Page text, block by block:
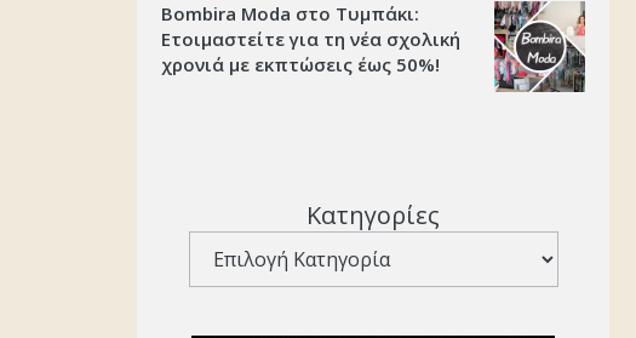
Bombira Moda στο Τυμπάκι:
Ετοιμαστείτε για τη νέα σχολική
χρονιά με εκπτώσεις έως 50%!
Κατηγορίες